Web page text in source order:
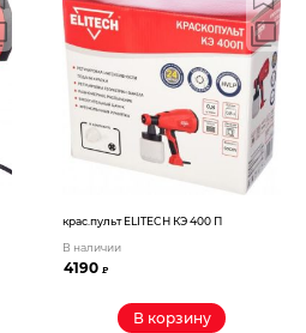
крас.пульт ELITECH КЭ 400 П
В наличии
4190₽
В корзину